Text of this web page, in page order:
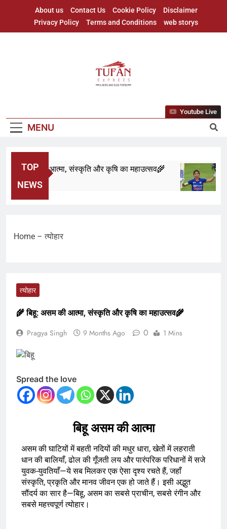
About us Contact Us Cookie Policy
Disclaimer
Privacy Policy
Terms and Conditions web storys
MENU
Youtube Live
TOP
NEWS
असम की आत्मा, संस्कृति और कृषि का महाउत्सव🌾
Ago
All
9
Home –त्योहार
त्योहार
🌾 बिहू: असम की आत्मा, संस्कृति और कृषि का महाउत्सव🌾
Pragya Singh 9 Months Ago 0 1 Mins
Spread the love
बिहू असम की आत्मा
असम की घाटियों में बहती नदियों की मधुर धारा, खेतों में लहराती
धान की बालियाँ, ढोल की गूँजती लय और पारंपरिक परिधानों में सजे
युवक-युवतियाँ—ये सब मिलकर एक ऐसा दृश्य रचते हैं, जहाँ
संस्कृति, प्रकृति और मानव जीवन एक हो जाते हैं। इसी अद्भुत
सौंदर्य का सार है—बिहू, असम का सबसे प्राचीन, सबसे रंगीन और
सबसे महत्त्वपूर्ण त्योहार।